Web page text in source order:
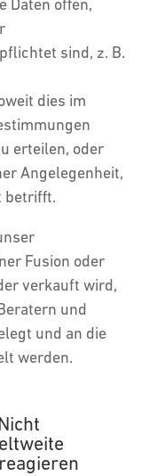
Daten offen,
sind, z. B.
dies im
erteilen, oder
Angelegenheit,
betrifft.
Fusion oder
verkauft wird,
und
und an die
werden.